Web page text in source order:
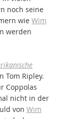
noch seine
wie Wim
werden
Tom Ripley.
Coppolas
nicht in der
von Wim